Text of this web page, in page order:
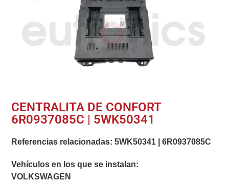
CENTRALITA DE CONFORT
6R0937085C | 5WK50341
Referencias relacionadas:5WK50341 |6R0937085C
Vehículos en los que se instalan:
VOLKSWAGEN